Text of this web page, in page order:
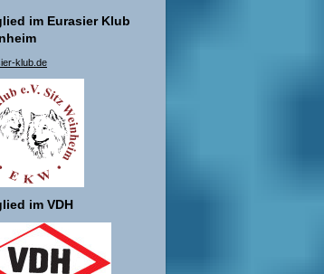
im Eurasier Klub
klub.de
im VDH